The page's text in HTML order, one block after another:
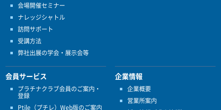
会場開催セミナー
ナレッジシャトル
訪問サポート
受講方法
弊社出展の学会・展示会等
会員サービス
プラチナクラブ会員のご案内・
登録
Ptile（プチレ）Web版のご案内
企業情報
企業概要
営業所案内